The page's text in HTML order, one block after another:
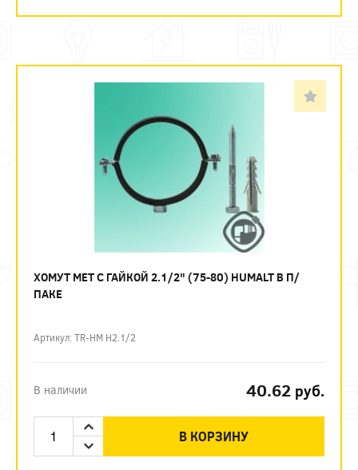
ХОМУТ МЕТ С ГАЙКОЙ 2.1/2" (75-80) HUMALT В П/
ПАКЕ
Артикул: TR-HM H2.1/2
В наличии 40.62 руб.
В КОРЗИНУ